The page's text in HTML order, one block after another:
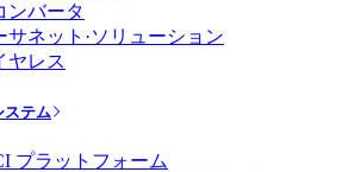
ンバータ
サネット·ソリューション
ヤレス
ステム
プラットフォーム